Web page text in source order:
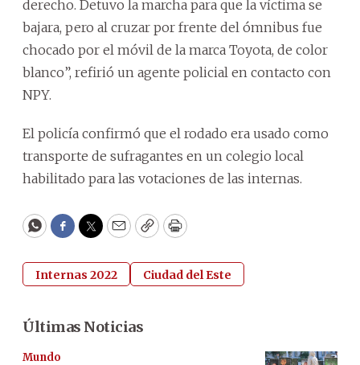
derecho. Detuvo la marcha para que la víctima se
bajara, pero al cruzar por frente del ómnibus fue
chocado por el móvil de la marca Toyota, de color
blanco”, refirió un agente policial en contacto con
NPY.
El policía confirmó que el rodado era usado como
transporte de sufragantes en un colegio local
habilitado para las votaciones de las internas.
WhatsApp
Facebook
Twitter
EmailCopyPrint
Internas 2022 Ciudad del Este
Últimas Noticias
Mundo